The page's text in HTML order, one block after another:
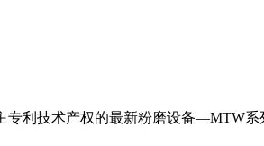
利技术产权的最新粉磨设备—MTW